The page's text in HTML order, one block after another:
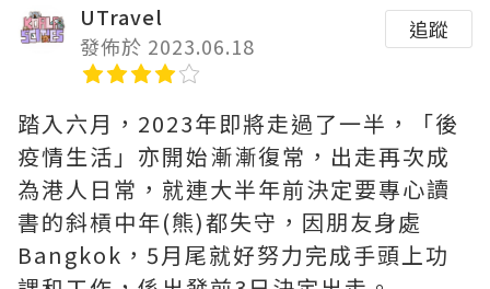
UTravel
發佈於 2023.06.18
追蹤
踏入六月，2023年即將走過了一半，「後
疫情生活」亦開始漸漸復常，出走再次成
為港人日常，就連大半年前決定要專心讀
書的斜槓中年(熊)都失守，因朋友身處
Bangkok，5月尾就好努力完成手頭上功